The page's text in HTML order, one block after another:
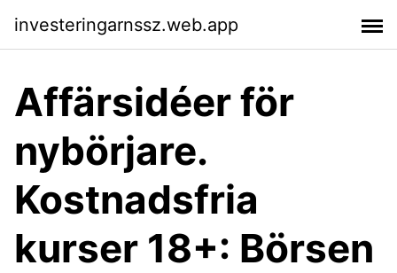
investeringarnssz.web.app
Affärsidéer för
nybörjare.
Kostnadsfria
kurser 18+: Börsen